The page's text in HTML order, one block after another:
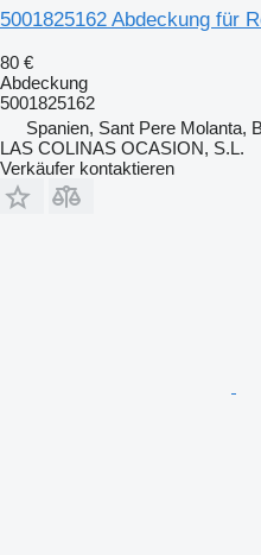
5001825162 Abdeckung für
80 €
Abdeckung
5001825162
Spanien, Sant Pere Molanta,
LAS COLINAS OCASION, S.L.
Verkäufer kontaktieren